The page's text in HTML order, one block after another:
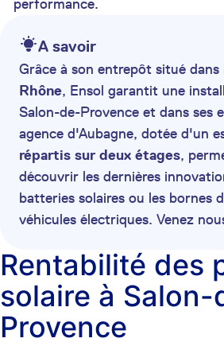
performance.
A savoir
Grâce à son entrepôt situé dans
Rhône, Ensol garantit une
Salon-de-Provence et dans ses
agence d'Aubagne, dotée d'un
répartis sur deux étages,
découvrir les dernières
batteries solaires ou les bornes
véhicules électriques. Venez
Rentabilité des
solaire à Salon-
Provence